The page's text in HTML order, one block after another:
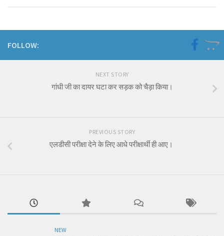
FOLLOW:
NEXT STORY
गांधी जी का दायर घटा कर सड़क को चैड़ा किया।
PREVIOUS STORY
एलडीसी परीक्षा देने के लिए आधे परीक्षार्थी ही आए।
NEW